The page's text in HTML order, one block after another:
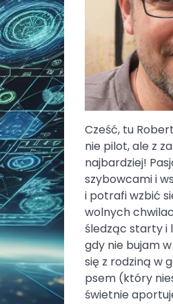
Cześć, tu
nie pilot, ale z
najbardziej!
szybowcami i
i potrafi wzbić
wolnych
śledząc starty i
gdy nie bujam
się z rodziną w
psem (który
świetnie